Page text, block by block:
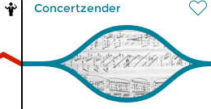
Concertzender